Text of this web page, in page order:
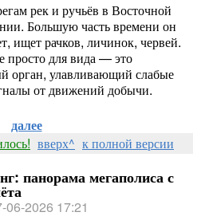
реки ручьёв в Восточной
Большуючастьвремени он
ищетрачков, личинок, червей.
простодлявида— это
орган, улавливающий слабые
отдвижений добычи.
далее
вверх^ к полной версии
панорама мегаполиса с
06-2026 17:21